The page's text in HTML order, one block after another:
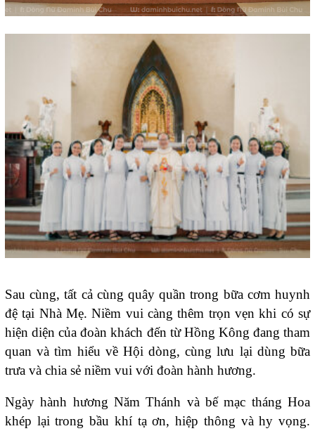
Sau cùng, tất cả cùng quây quần trong bữa cơm huynh
đệ tại Nhà Mẹ. Niềm vui càng thêm trọn vẹn khi có sự
hiện diện của đoàn khách đến từ Hồng Kông đang tham
quan và tìm hiểu về Hội dòng, cùng lưu lại dùng bữa
trưa và chia sẻ niềm vui với đoàn hành hương.
Ngày hành hương Năm Thánh và bế mạc tháng Hoa
khép lại trong bầu khí tạ ơn, hiệp thông và hy vọng.